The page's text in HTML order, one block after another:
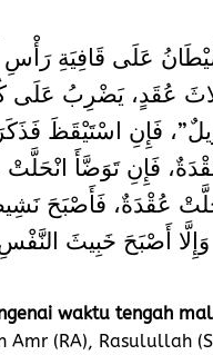
عُقَدٍ، يَضْرِبُ عَلَى
فَإِنِ اسْتَيْقَظَ فَذَكَرَ
فَإِنِ تَوَضَّأَ انْحَلَّتْ
عُقْدَةٌ، فَأَصْبَحَ
waktu tengah
(RA), Rasulullah